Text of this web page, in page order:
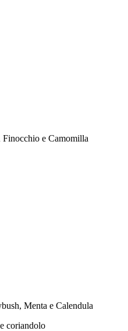
e Camomilla
Menta e Calendula
coriandolo